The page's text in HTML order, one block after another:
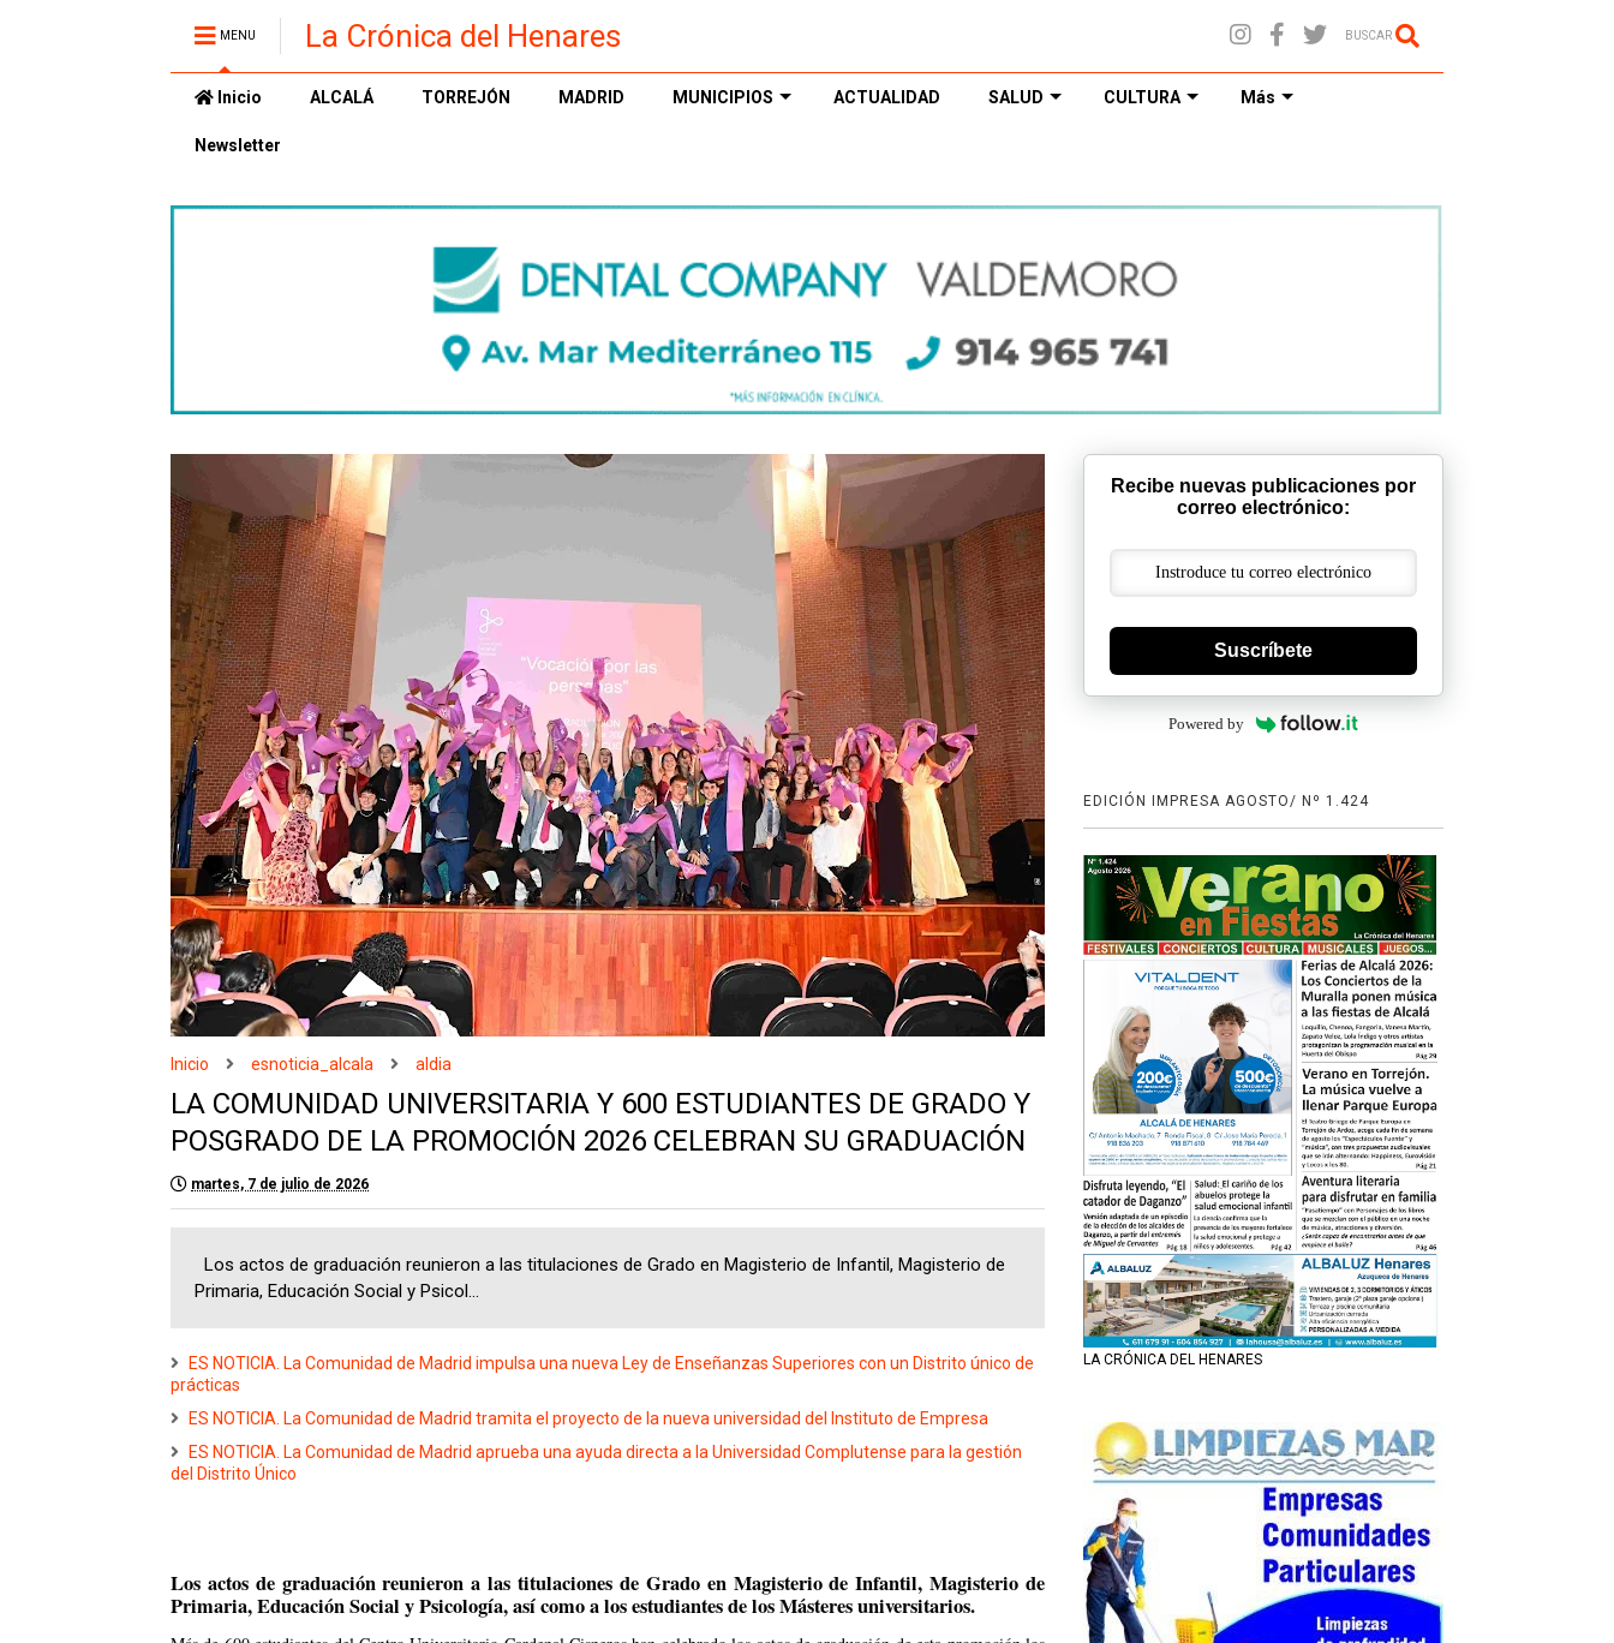
MENU La Crónica del Henares BUSCAR
Inicio ALCALÁ TORREJÓN MADRID MUNICIPIOS ACTUALIDAD SALUD CULTURA Más
Newsletter
Inicio esnoticia_alcala aldia
LA COMUNIDAD UNIVERSITARIA Y 600 ESTUDIANTES DE GRADO Y
POSGRADO DE LA PROMOCIÓN 2026 CELEBRAN SU GRADUACIÓN
martes, 7 de julio de 2026
Los actos de graduación reunieron a las titulaciones de Grado en Magisterio de Infantil, Magisterio de
Primaria, Educación Social y Psicol...
ES NOTICIA. La Comunidad de Madrid impulsa una nueva Ley de Enseñanzas Superiores con un Distrito único de
prácticas
ES NOTICIA. La Comunidad de Madrid tramita el proyecto de la nueva universidad del Instituto de Empresa
ES NOTICIA. La Comunidad de Madrid aprueba una ayuda directa a la Universidad Complutense para la gestión
del Distrito Único
Los actos de graduación reunieron a las titulaciones de Grado en Magisterio de Infantil, Magisterio de
Primaria, Educación Social y Psicología, así como a los estudiantes de los Másteres universitarios.
Recibe nuevas publicaciones por
correo electrónico:
Suscríbete
Powered by
EDICIÓN IMPRESA AGOSTO/ Nº 1.424
LA CRÓNICA DEL HENARES